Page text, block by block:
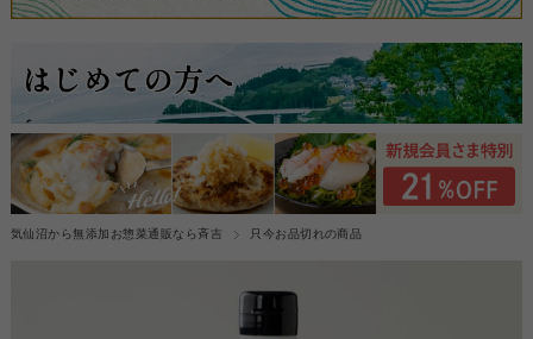
気仙沼から無添加お惣菜通販なら斉吉 只今お品切れの商品